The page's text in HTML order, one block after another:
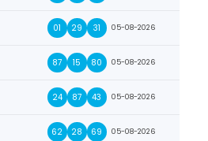
01 29 31 05-08-2026
87 15 80 05-08-2026
24 87 43 05-08-2026
62 28 69 05-08-2026